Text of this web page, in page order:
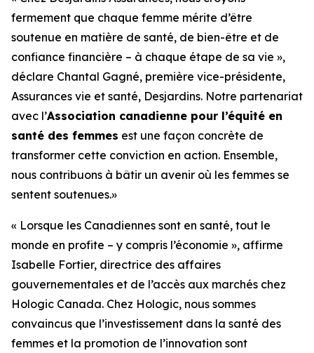
fermement que chaque femme mérite d’être
soutenue en matière de santé, de bien-être et de
confiance financière – à chaque étape de sa vie »,
déclare Chantal Gagné, première vice-présidente,
Assurances vie et santé, Desjardins. Notre partenariat
avec l’Association canadienne pour l’équité en
santé des femmes est une façon concrète de
transformer cette conviction en action. Ensemble,
nous contribuons à bâtir un avenir où les femmes se
sentent soutenues.»
« Lorsque les Canadiennes sont en santé, tout le
monde en profite – y compris l’économie », affirme
Isabelle Fortier, directrice des affaires
gouvernementales et de l’accès aux marchés chez
Hologic Canada. Chez Hologic, nous sommes
convaincus que l’investissement dans la santé des
femmes et la promotion de l’innovation sont